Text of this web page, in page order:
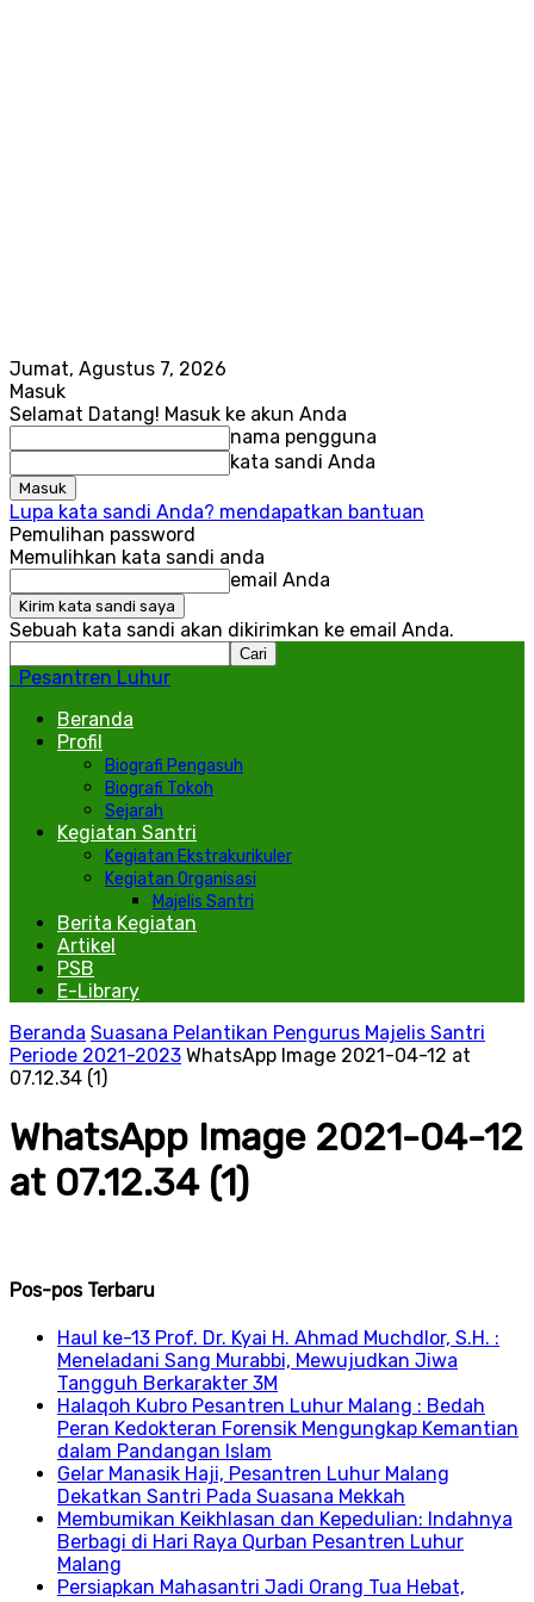
Jumat, Agustus 7, 2026
Masuk
Selamat Datang! Masuk ke akun Anda
nama pengguna
kata sandi Anda
Lupa kata sandi Anda? mendapatkan bantuan
Pemulihan password
Memulihkan kata sandi anda
email Anda
Sebuah kata sandi akan dikirimkan ke email Anda.
Pesantren Luhur
Beranda
Profil
Biografi Pengasuh
Biografi Tokoh
Sejarah
Kegiatan Santri
Kegiatan Ekstrakurikuler
Kegiatan Organisasi
Majelis Santri
Berita Kegiatan
Artikel
PSB
E-Library
Beranda Suasana Pelantikan Pengurus Majelis Santri
Periode 2021-2023 WhatsApp Image 2021-04-12 at
07.12.34 (1)
WhatsApp Image 2021-04-12
at 07.12.34 (1)
Pos-pos Terbaru
Haul ke-13 Prof. Dr. Kyai H. Ahmad Muchdlor, S.H. :
Meneladani Sang Murabbi, Mewujudkan Jiwa
Tangguh Berkarakter 3M
Halaqoh Kubro Pesantren Luhur Malang : Bedah
Peran Kedokteran Forensik Mengungkap Kemantian
dalam Pandangan Islam
Gelar Manasik Haji, Pesantren Luhur Malang
Dekatkan Santri Pada Suasana Mekkah
Membumikan Keikhlasan dan Kepedulian: Indahnya
Berbagi di Hari Raya Qurban Pesantren Luhur
Malang
Persiapkan Mahasantri Jadi Orang Tua Hebat,